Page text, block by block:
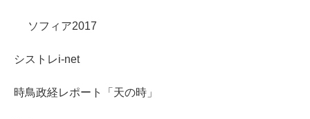
ソフィア2017
シストレi-net
時鳥政経レポート「天の時」